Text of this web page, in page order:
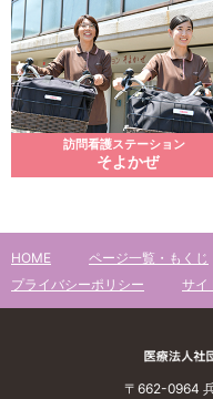
訪問看護ステーション
そよかぜ
HOME ページ一覧・もくじ
プライバシーポリシー
サイ
〒662-0964